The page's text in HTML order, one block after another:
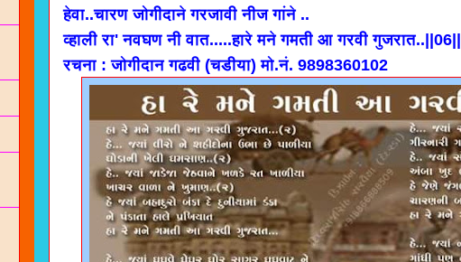
हेवा..चारण जोगीदाने गरजावी नीज गांने ..
व्हाली रा' नवघण नी वात.....हारे मने गमती आ गरवी गुजरात..||06||
रचना : जोगीदान गढवी (चडीया) मो.नं. 9898360102